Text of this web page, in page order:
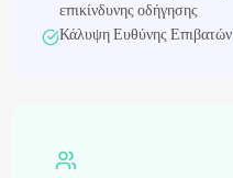
επικίνδυνης οδήγησης
Κάλυψη Ευθύνης Επιβατών